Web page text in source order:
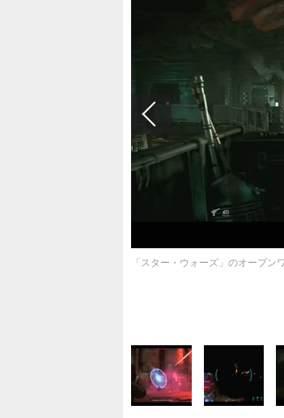
「スター・ウォーズ」のオープ